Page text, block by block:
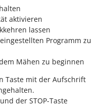
aktivieren
lassen
Programm zu
Mähen zu beginnen
Taste mit der Aufschrift
der STOP-Taste